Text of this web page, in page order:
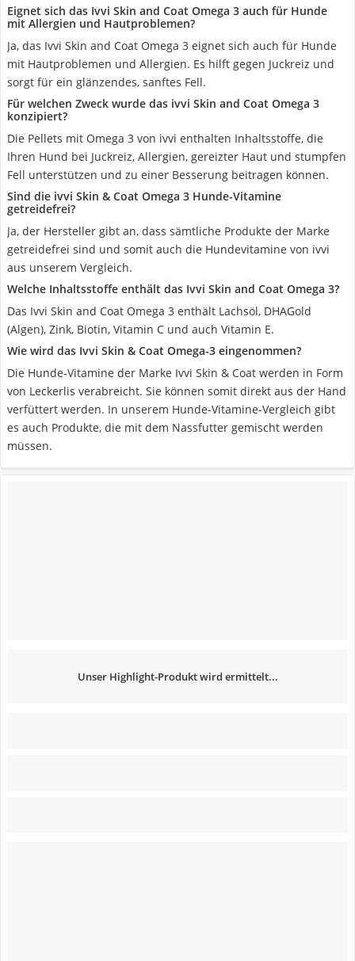
Eignet sich das Ivvi Skin and Coat Omega 3 auch für Hunde
mit Allergien und Hautproblemen?
Ja, das Ivvi Skin and Coat Omega 3 eignet sich auch für Hunde
mit Hautproblemen und Allergien. Es hilft gegen Juckreiz und
sorgt für ein glänzendes, sanftes Fell.
Für welchen Zweck wurde das ivvi Skin and Coat Omega 3
konzipiert?
Die Pellets mit Omega 3 von ivvi enthalten Inhaltsstoffe, die
Ihren Hund bei Juckreiz, Allergien, gereizter Haut und stumpfen
Fell unterstützen und zu einer Besserung beitragen können.
Sind die ivvi Skin & Coat Omega 3 Hunde-Vitamine
getreidefrei?
Ja, der Hersteller gibt an, dass sämtliche Produkte der Marke
getreidefrei sind und somit auch die Hundevitamine von ivvi
aus unserem Vergleich.
Welche Inhaltsstoffe enthält das Ivvi Skin and Coat Omega 3?
Das Ivvi Skin and Coat Omega 3 enthält Lachsöl, DHAGold
(Algen), Zink, Biotin, Vitamin C und auch Vitamin E.
Wie wird das Ivvi Skin & Coat Omega-3 eingenommen?
Die Hunde-Vitamine der Marke Ivvi Skin & Coat werden in Form
von Leckerlis verabreicht. Sie können somit direkt aus der Hand
verfüttert werden. In unserem Hunde-Vitamine-Vergleich gibt
es auch Produkte, die mit dem Nassfutter gemischt werden
müssen.
Unser Highlight-Produkt wird ermittelt...